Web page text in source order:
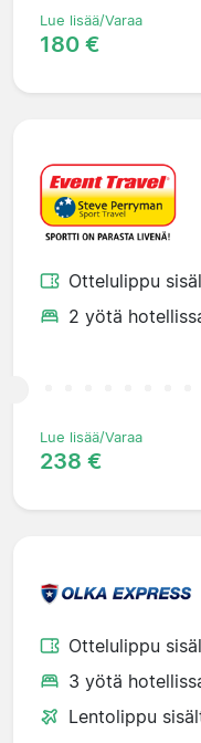
Lue lisää/Varaa
180 €
Ottelulippu
2 yötä
Lue lisää/Varaa
238 €
Ottelulippu
3 yötä
Lentolippu